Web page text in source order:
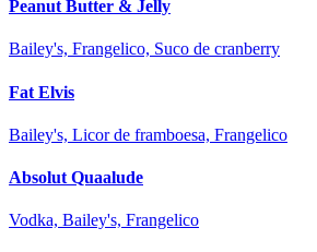
Peanut Butter & Jelly
Bailey's, Frangelico, Suco de cranberry
Fat Elvis
Bailey's, Licor de framboesa, Frangelico
Absolut Quaalude
Vodka, Bailey's, Frangelico